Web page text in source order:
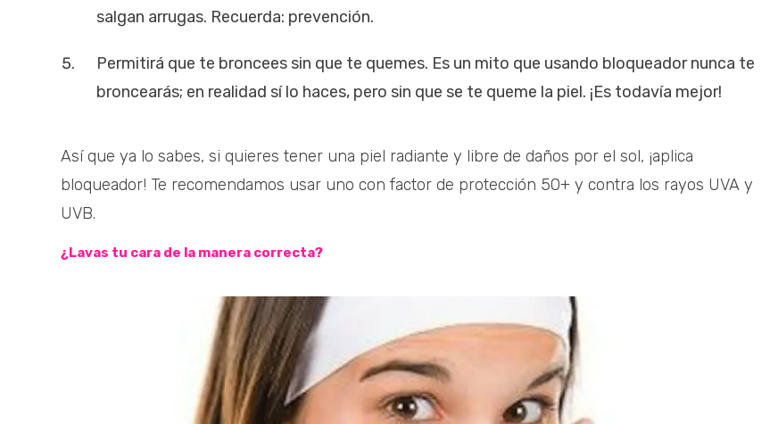
salgan arrugas. Recuerda: prevención.
Permitirá que te broncees sin que te quemes. Es un mito que usando bloqueador nunca te
broncearás; en realidad sí lo haces, pero sin que se te queme la piel. ¡Es todavía mejor!
Así que ya lo sabes, si quieres tener una piel radiante y libre de daños por el sol, ¡aplica
bloqueador! Te recomendamos usar uno con factor de protección 50+ y contra los rayos UVA y
UVB.
¿Lavas tu cara de la manera correcta?